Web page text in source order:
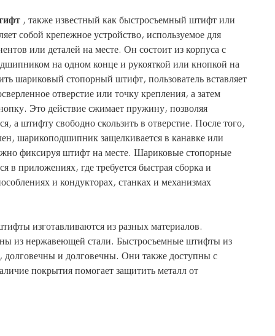
, также известный как быстросъемный штифт или
собой крепежное устройство, используемое для
или деталей на месте. Он состоит из корпуса с
на одном конце и рукояткой или кнопкой на
шариковый стопорный штифт, пользователь вставляет
отверстие или точку крепления, а затем
Это действие сжимает пружину, позволяя
а штифту свободно скользить в отверстие. После того,
шарикоподшипник защелкивается в канавке или
фиксируя штифт на месте. Шариковые стопорные
в приложениях, где требуется быстрая сборка и
и кондукторах, станках и механизмах
изготавливаются из разных материалов.
из нержавеющей стали. Быстросъемные штифты из
и долговечны. Они также доступны с
покрытия помогает защитить металл от